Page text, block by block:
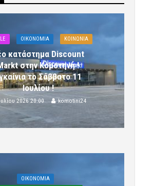
OIKONOMIA ΚΟΙΝΩΝΙΑ
κατάστημα Discount
στην Κομοτηνή !
το Σάββατο 11
Ιουλίου !
2026 20:00 komotini24
OIKONOMIA